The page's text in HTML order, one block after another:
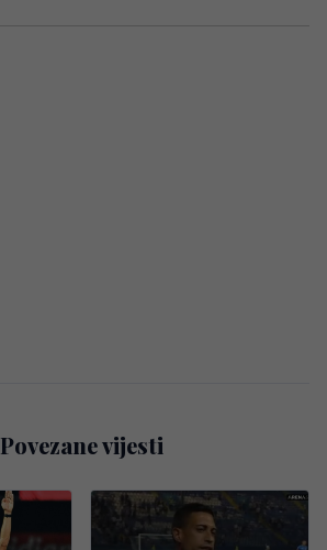
Povezane vijesti